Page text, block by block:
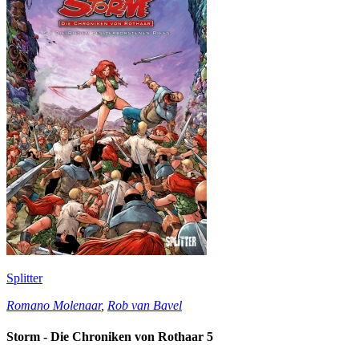
Splitter
Romano Molenaar, Rob van Bavel
Storm - Die Chroniken von Rothaar 5